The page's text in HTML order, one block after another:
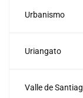
Urbanismo
Uriangato
Valle de